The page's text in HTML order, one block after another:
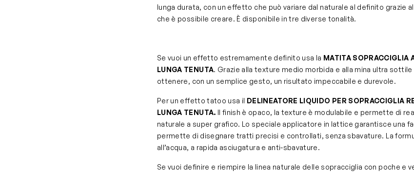
lunga durata, con un effetto che può variare dal naturale al definito grazie
che è possibile creare. È disponibile in tre diverse tonalità.
Se vuoi un effetto estremamente definito usa la MATITA SOPRACCIGLIA
LUNGA TENUTA. Grazie alla texture medio morbida e alla mina ultra
ottenere, con un semplice gesto, un risultato impeccabile e durevole.
Per un effetto tatoo usa il DELINEATORE LIQUIDO PER SOPRACCIGLIA
LUNGA TENUTA. Il finish è opaco, la texture è modulabile e permette di
naturale a super grafico. Lo speciale applicatore in lattice garantisce una
permette di disegnare tratti precisi e controllati, senza sbavature. La
all’acqua, a rapida asciugatura e anti-sbavature.
Se vuoi definire e riempire la linea naturale delle sopracciglia con poche e